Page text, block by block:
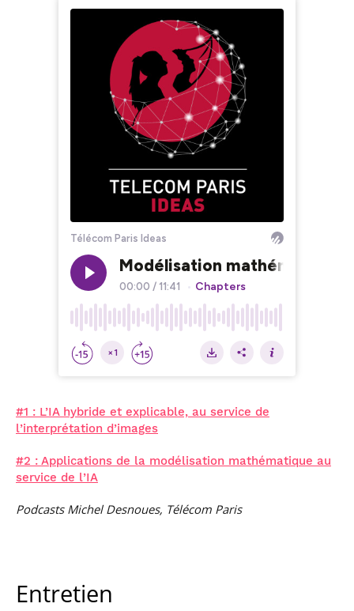
#1 : L’IA hybride et explicable, au service de
l’interprétation d’images
#2 : Applications de la modélisation mathématique au
service de l’IA
Podcasts Michel Desnoues, Télécom Paris
Entretien